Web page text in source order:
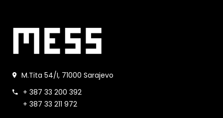
M.Tita 54/I, 71000 Sarajevo
+ 387 33 200 392
+ 387 33 211 972